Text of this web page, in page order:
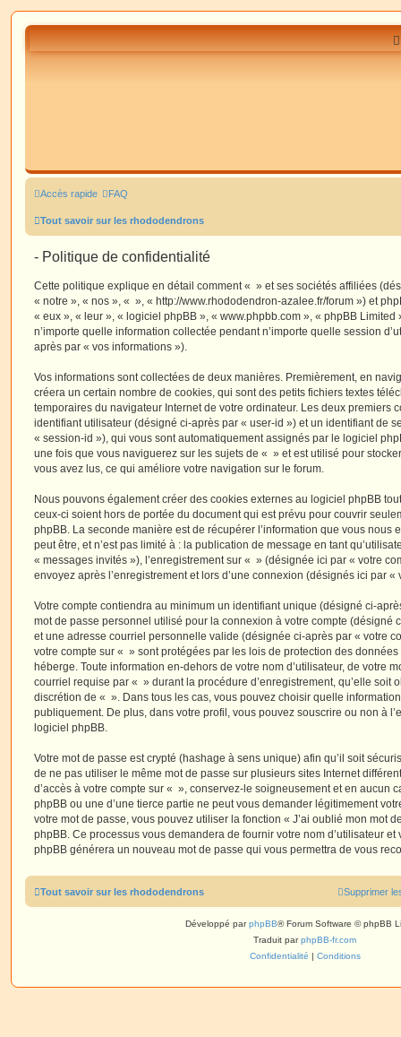
Accès rapide FAQ
Tout savoir sur les rhododendrons
- Politique de confidentialité
Cette politique explique en détail comment « » et ses sociétés affiliées
« notre », « nos », « », « http://www.rhododendron-azalee.fr/forum ») et
« eux », « leur », « logiciel phpBB », « www.phpbb.com », « phpBB
n’importe quelle information collectée pendant n’importe quelle session
après par « vos informations »).
Vos informations sont collectées de deux manières. Premièrement, en
créera un certain nombre de cookies, qui sont des petits fichiers textes
temporaires du navigateur Internet de votre ordinateur. Les deux premiers
identifiant utilisateur (désigné ci-après par « user-id ») et un identifiant de
« session-id »), qui vous sont automatiquement assignés par le logiciel
une fois que vous naviguerez sur les sujets de « » et est utilisé pour
vous avez lus, ce qui améliore votre navigation sur le forum.
Nous pouvons également créer des cookies externes au logiciel phpBB
ceux-ci soient hors de portée du document qui est prévu pour couvrir
phpBB. La seconde manière est de récupérer l’information que vous nous
peut être, et n’est pas limité à : la publication de message en tant
« messages invités »), l’enregistrement sur « » (désignée ici par « votre
envoyez après l’enregistrement et lors d’une connexion (désignés ici par «
Votre compte contiendra au minimum un identifiant unique (désigné ci-
mot de passe personnel utilisé pour la connexion à votre compte (désigné
et une adresse courriel personnelle valide (désignée ci-après par « votre
votre compte sur « » sont protégées par les lois de protection des
héberge. Toute information en-dehors de votre nom d’utilisateur, de votre
courriel requise par « » durant la procédure d’enregistrement, qu’elle soit
discrétion de « ». Dans tous les cas, vous pouvez choisir quelle
publiquement. De plus, dans votre profil, vous pouvez souscrire ou non à
logiciel phpBB.
Votre mot de passe est crypté (hashage à sens unique) afin qu’il soit
de ne pas utiliser le même mot de passe sur plusieurs sites Internet
d’accès à votre compte sur « », conservez-le soigneusement et en aucun
phpBB ou une d’une tierce partie ne peut vous demander légitimement
votre mot de passe, vous pouvez utiliser la fonction « J’ai oublié mon mot
phpBB. Ce processus vous demandera de fournir votre nom d’utilisateur
phpBB générera un nouveau mot de passe qui vous permettra de vous
Tout savoir sur les rhododendrons Supprimer
Développé parphpBB® Forum Software © phpBB
Traduit parphpBB-fr.com
Confidentialité | Conditions